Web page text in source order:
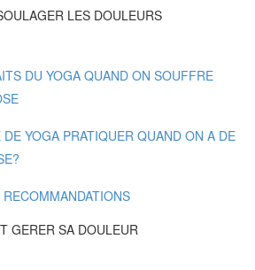
LES DOULEURS
DU YOGA QUAND ON SOUFFRE
YOGA PRATIQUER QUAND ON A DE
GERER SA DOULEUR